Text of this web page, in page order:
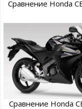
Сравнение Honda
Сравнение Honda